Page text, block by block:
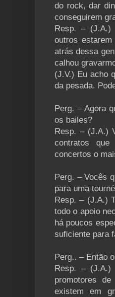
do rock, dar
conseguirem
Resp. – (J.A.)
outros
atrás dessa
calhou
(J.V.) Eu acho
da pesada.
Perg. – Agora
os bailes?
Resp. – (J.A.)
contratos
concertos o
Perg. – Vocês
para uma
Resp. – (J.A.)
todo o apoio
há poucos
suficiente para
Perg.. – Então
Resp. – (J.A.)
promotores
existem em